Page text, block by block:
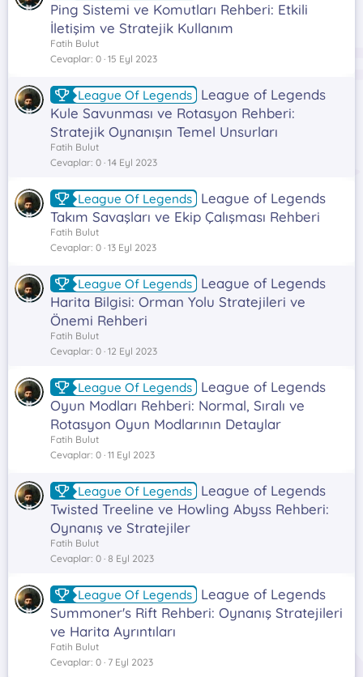
Ping Sistemi ve Komutları Rehberi: Etkili
İletişim ve Stratejik Kullanım
Fatih Bulut
Cevaplar 0 15 Eyl 2023
League Of Legends
League of Legends
Kule Savunması ve Rotasyon Rehberi:
Stratejik Oynanışın Temel Unsurları
Fatih Bulut
Cevaplar 0 14 Eyl 2023
League Of Legends
League of Legends
Takım Savaşları ve Ekip Çalışması Rehberi
Fatih Bulut
Cevaplar 0 13 Eyl 2023
League Of Legends
League of Legends
Harita Bilgisi: Orman Yolu Stratejileri ve
Önemi Rehberi
Fatih Bulut
Cevaplar 0 12 Eyl 2023
League Of Legends
League of Legends
Oyun Modları Rehberi: Normal, Sıralı ve
Rotasyon Oyun Modlarının Detaylar
Fatih Bulut
Cevaplar 0 11 Eyl 2023
League Of Legends
League of Legends
Twisted Treeline ve Howling Abyss Rehberi:
Oynanış ve Stratejiler
Fatih Bulut
Cevaplar 0 8 Eyl 2023
League Of Legends
League of Legends
Summoner's Rift Rehberi: Oynanış Stratejileri
ve Harita Ayrıntıları
Fatih Bulut
Cevaplar 0 7 Eyl 2023